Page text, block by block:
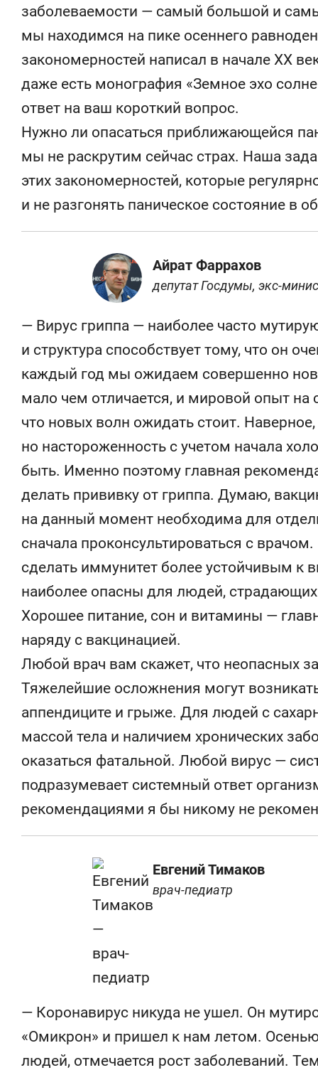
заболеваемости — самый большой и
мы находимся на пике осеннего
закономерностей написал в начале XX
даже есть монография «Земное эхо
ответ на ваш короткий вопрос.
Нужно ли опасаться приближающейся
мы не раскрутим сейчас страх. Наша
этих закономерностей, которые
и не разгонять паническое состояние в
Айрат Фаррахов
депутат Госдумы, экс-
— Вирус гриппа — наиболее часто
и структура способствует тому, что он
каждый год мы ожидаем совершенно
мало чем отличается, и мировой опыт на
что новых волн ожидать стоит.
но настороженность с учетом начала
быть. Именно поэтому главная
делать прививку от гриппа. Думаю,
на данный момент необходима для
сначала проконсультироваться с
сделать иммунитет более устойчивым к
наиболее опасны для людей,
Хорошее питание, сон и витамины —
наряду с вакцинацией.
Любой врач вам скажет, что неопасных
Тяжелейшие осложнения могут
аппендиците и грыже. Для людей с
массой тела и наличием хронических
оказаться фатальной. Любой вирус —
подразумевает системный ответ
рекомендациями я бы никому не
Евгений Тимаков
врач-педиатр
— Коронавирус никуда не ушел. Он
«Омикрон» и пришел к нам летом.
людей, отмечается рост заболеваний.